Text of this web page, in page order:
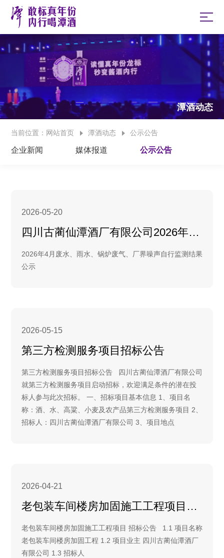
当前位置： 网站首页 潭酒动态 公示公告
企业新闻 媒体报道 公示公告
2026-05-20
四川古蔺仙潭酒厂有限公司2026年4月自行监测检测结果
2026年4月废水、雨水、锅炉废气、厂界噪声自行监测结果
公示
2026-05-15
第三方检测服务项目招标公告
第三方检测服务项目招标公告 四川古蔺仙潭酒厂有限公司
就第三方检测服务项目启动招标，欢迎满足条件的潜在投
标人参与此次招标。 一、招标项目基本信息 1、项目名
称：酒、水、高粱、小麦及农产品第三方检测服务项目 2、
招标人：四川古蔺仙潭酒厂有限公司 3、项目地点
2026-04-21
老包装车间楼房加固施工工程项目招标公告
老包装车间楼房加固施工工程项目 招标公告 1.1 项目名称
老包装车间楼房加固工程 1.2 项目业主 四川古蔺仙潭酒厂
有限公司 1.3 招标人